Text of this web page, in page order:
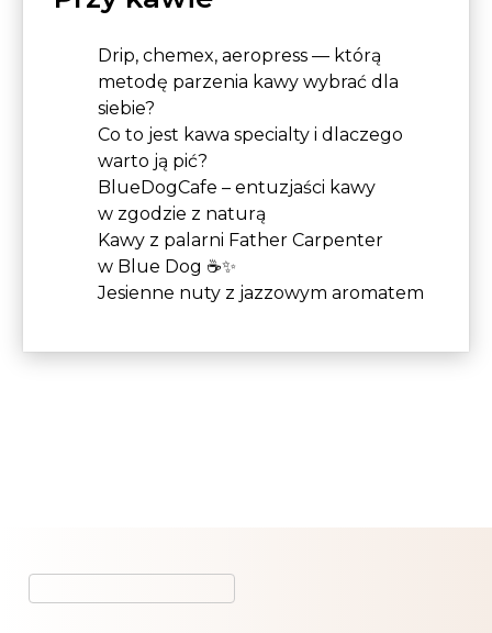
Drip, chemex, aeropress — którą
metodę parzenia kawy wybrać dla
siebie?
Co to jest kawa specialty i dlaczego
warto ją pić?
BlueDogCafe – entuzjaści kawy
w zgodzie z naturą
Kawy z palarni Father Carpenter
w Blue Dog ☕✨
Jesienne nuty z jazzowym aromatem